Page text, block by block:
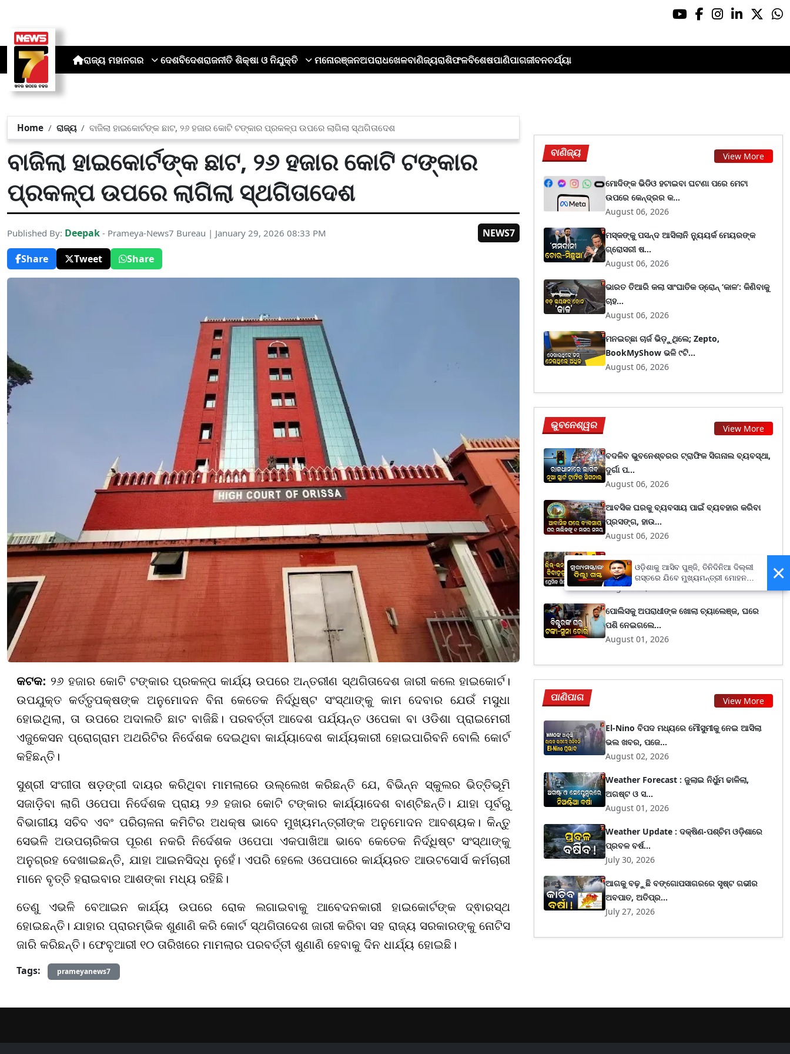
ରାଜ୍ୟ ମହାନଗର ଦେଶବିଦେଶରାଜନୀତି ଶିକ୍ଷା ଓ ନିଯୁକ୍ତି ମନୋରଞ୍ଜନଅପରାଧଖେଳବାଣିଜ୍ୟରାଶିଫଳବିଶେଷପାଣିପାଗଜୀବନଚର୍ଯ୍ୟା
Home ରାଜ୍ୟ ବାଜିଲା ହାଇକୋର୍ଟଙ୍କ ଛାଟ, ୨୬ ହଜାର କୋଟି ଟଙ୍କାର ପ୍ରକଳ୍ପ ଉପରେ ଲାଗିଲା ସ୍ଥଗିତାଦେଶ
ବାଜିଲା ହାଇକୋର୍ଟଙ୍କ ଛାଟ, ୨୬ ହଜାର କୋଟି ଟଙ୍କାର
ପ୍ରକଳ୍ପ ଉପରେ ଲାଗିଲା ସ୍ଥଗିତାଦେଶ
Published By: Deepak - Prameya-News7 Bureau | January 29, 2026 08:33 PM
NEWS7
Share
Tweet Share
କଟକ: ୨୬ ହଜାର କୋଟି ଟଙ୍କାର ପ୍ରକଳ୍ପ କାର୍ଯ୍ୟ ଉପରେ ଅନ୍ତରୀଣ ସ୍ଥଗିତାଦେଶ ଜାରୀ କଲେ ହାଇକୋର୍ଟ।
ଉପଯୁକ୍ତ କର୍ତ୍ତୃପକ୍ଷଙ୍କ ଅନୁମୋଦନ ବିନା କେତେକ ନିର୍ଦ୍ଧିଷ୍ଟ ସଂସ୍ଥାଙ୍କୁ କାମ ଦେବାର ଯେଉଁ ମସୁଧା
ହୋଇଥିଲା, ତା ଉପରେ ଅଦାଲତି ଛାଟ ବାଜିଛି। ପରବର୍ତ୍ତୀ ଆଦେଶ ପର୍ଯ୍ୟନ୍ତ ଓପେକା ବା ଓଡିଶା ପ୍ରାଇମେରୀ
ଏଜୁକେସନ ପ୍ରୋଗ୍ରାମ ଅଥରିଟିର ନିର୍ଦେଶକ ଦେଇଥିବା କାର୍ଯ୍ୟାଦେଶ କାର୍ଯ୍ୟକାରୀ ହୋଇପାରିବନି ବୋଲି କୋର୍ଟ
କହିଛନ୍ତି।
ସୁଶ୍ରୀ ସଂଗୀତା ଷଡ଼ଙ୍ଗୀ ଦାୟର କରିଥିବା ମାମଲାରେ ଉଲ୍ଲେଖ କରିଛନ୍ତି ଯେ, ବିଭିନ୍ନ ସ୍କୁଲର ଭିତ୍ତିଭୂମି
ସଜାଡ଼ିବା ଲାଗି ଓପେପା ନିର୍ଦେଶକ ପ୍ରାୟ ୨୬ ହଜାର କୋଟି ଟଙ୍କାର କାର୍ଯ୍ୟାଦେଶ ବାଣ୍ଟିଛନ୍ତି। ଯାହା ପୂର୍ବରୁ
ବିଭାଗୀୟ ସଚିବ ଏବଂ ପରିଚାଳନା କମିଟିର ଅଧକ୍ଷ ଭାବେ ମୁଖ୍ୟମନ୍ତ୍ରୀଙ୍କ ଅନୁମୋଦନ ଆବଶ୍ୟକ। କିନ୍ତୁ
ସେଭଳି ଅଉପଚାରିକତା ପୂରଣ ନକରି ନିର୍ଦେଶକ ଓପେପା ଏକପାଖିଆ ଭାବେ କେତେକ ନିର୍ଦ୍ଧିଷ୍ଟ ସଂସ୍ଥାଙ୍କୁ
ଅନୁଗ୍ରହ ଦେଖାଇଛନ୍ତି, ଯାହା ଆଇନସିଦ୍ଧ ନୁହେଁ। ଏପରି ହେଲେ ଓପେପାରେ କାର୍ଯ୍ୟରତ ଆଉଟସୋର୍ସ କର୍ମଚାରୀ
ମାନେ ବୃତ୍ତି ହରାଇବାର ଆଶଙ୍କା ମଧ୍ୟ ରହିଛି।
ତେଣୁ ଏଭଳି ବେଆଇନ କାର୍ଯ୍ୟ ଉପରେ ରୋକ ଲଗାଇବାକୁ ଆବେଦନକାରୀ ହାଇକୋର୍ଟଙ୍କ ଦ୍ଵାରସ୍ଥ
ହୋଇଛନ୍ତି। ଯାହାର ପ୍ରାରମ୍ଭିକ ଶୁଣାଣି କରି କୋର୍ଟ ସ୍ଥଗିତାଦେଶ ଜାରୀ କରିବା ସହ ରାଜ୍ୟ ସରକାରଙ୍କୁ ନୋଟିସ
ଜାରି କରିଛନ୍ତି। ଫେବୃଆରୀ ୧୦ ତାରିଖରେ ମାମଲାର ପରବର୍ତ୍ତୀ ଶୁଣାଣି ହେବାକୁ ଦିନ ଧାର୍ଯ୍ୟ ହୋଇଛି।
Tags:
prameyanews7
ବାଣିଜ୍ୟ View More
ମୋଦିଙ୍କ ଭିଡିଓ ହଟାଇବା ଘଟଣା ପରେ ମେଟା
ଉପରେ କେନ୍ଦ୍ରର କ...
August 06, 2026
ମସ୍କଙ୍କୁ ପସନ୍ଦ ଆସିଲାନି ନ୍ୟୁୟର୍କ ମେୟରଙ୍କ
ଗ୍ରୋସରୀ ଷ...
August 06, 2026
ଭାରତ ତିଆରି କଲା ସାଂଘାତିକ ଡ୍ରୋନ୍ ‘କାଳ’: କିଣିବାକୁ
ଚାହ...
August 06, 2026
ମନଇଚ୍ଛା ଚାର୍ଜ ଭିଡ଼ୁଥିଲେ; Zepto,
BookMyShow ଭଳି ୯ଟି...
August 06, 2026
ଭୁବନେଶ୍ୱର View More
ବଦଳିବ ଭୁବନେଶ୍ବରର ଟ୍ରାଫିକ ସିଗନାଲ ବ୍ୟବସ୍ଥା,
ଦୁର୍ଗା ପ...
August 06, 2026
ଆବସିକ ଘରକୁ ବ୍ୟବସାୟ ପାଇଁ ବ୍ୟବହାର କରିବା
ପ୍ରସଙ୍ଗ, ହାଉ...
August 06, 2026
ରାଜଧାନୀରେ ଲଭ୍-ସେକ୍ସ-ଧୋକା ! ବିବାହ ପ୍ରତିଶ୍ରୁତି
ଦେଇ ଷ...
August 02, 2026
ପୋଲିସକୁ ଅପରାଧୀଙ୍କ ଖୋଲା ଚ୍ୟାଲେଞ୍ଜ, ଘରେ
ପଶି ନେଇଗଲେ...
August 01, 2026
ପାଣିପାଗ View More
El-Nino ବିପଦ ମଧ୍ୟରେ ମୌସୁମୀକୁ ନେଇ ଆସିଲା
ଭଲ ଖବର, ପଜେ...
August 02, 2026
Weather Forecast : ଜୁଲାଇ ନିର୍ଧୁମ ଢାଳିଲା,
ଅଗଷ୍ଟ ଓ ସ...
August 01, 2026
Weather Update : ଦକ୍ଷିଣ-ପଶ୍ଚିମ ଓଡ଼ିଶାରେ
ପ୍ରବଳ ବର୍ଷ...
July 30, 2026
ଆଗକୁ ବଢ଼ୁଛି ବଙ୍ଗୋପସାଗରରେ ସୃଷ୍ଟ ଗଭୀର
ଅବପାତ, ଅତିପ୍ର...
July 27, 2026
×
ଓଡ଼ିଶାକୁ ଆସିବ ପୁଞ୍ଜି, ତିନିଦିନିଆ ଦିଲ୍ଲୀ
ଗସ୍ତରେ ଯିବେ ମୁଖ୍ୟମନ୍ତ୍ରୀ ମୋହନ
ମାଝୀ